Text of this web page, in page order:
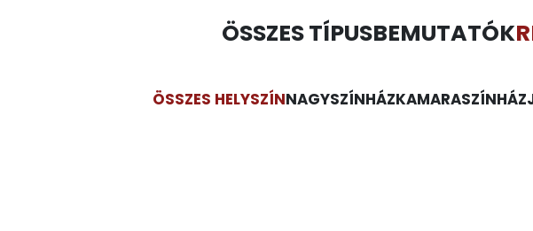
ÖSSZES TÍPUSBEMUTATÓK
ÖSSZES HELYSZÍNNAGYSZÍNHÁZKAMARASZÍNHÁZ